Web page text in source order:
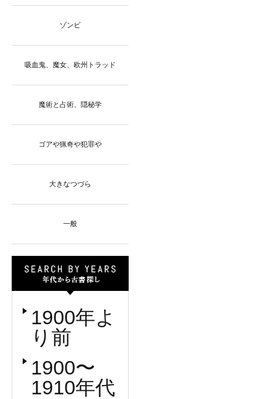
ゾンビ
吸血鬼、魔女、欧州トラッド
魔術と占術、隠秘学
ゴアや猟奇や犯罪や
大きなつづら
一般
1900年よ
り前
1900〜
1910年代